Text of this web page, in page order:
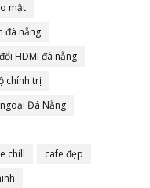
mật
đà nẵng
HDMI đà nẵng
chính trị
Đà Nẵng
chill
cafe đẹp